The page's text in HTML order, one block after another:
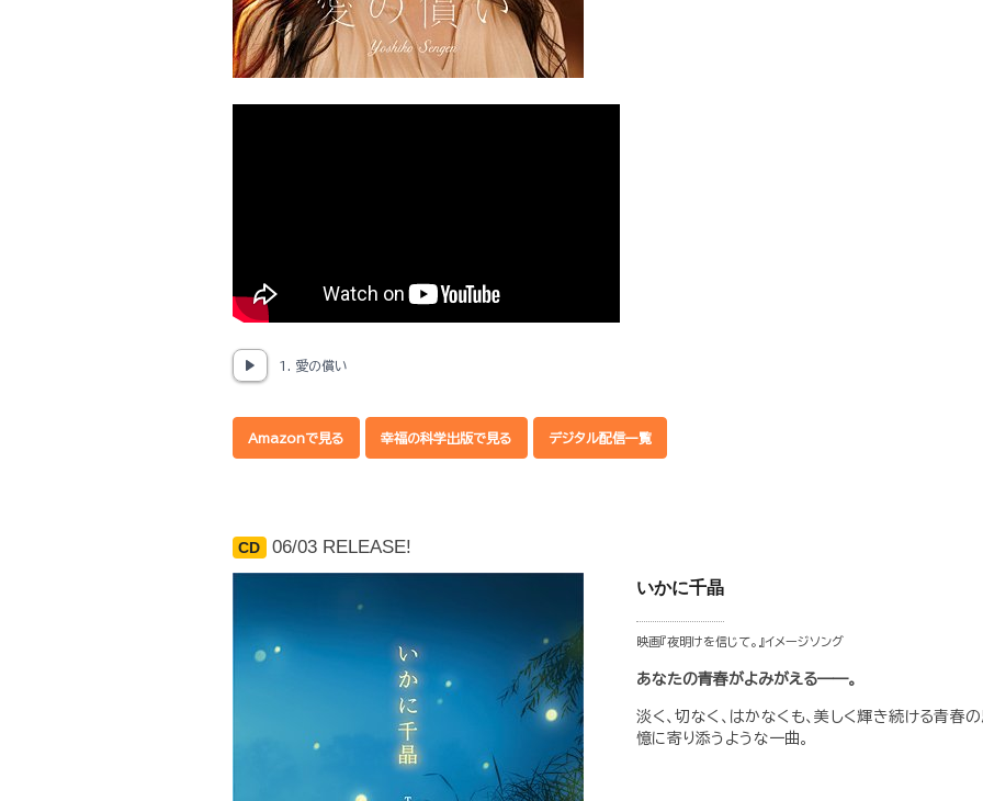
1. 愛の償い
Amazonで見る 幸福の科学出版で見る デジタル配信一覧
CD 06/03 RELEASE!
いかに千晶
映画『夜明けを信じて。』イメージソング
あなたの青春がよみがえる——。
淡く、切なく、はかなくも、美しく輝き続ける青
憶に寄り添うような一曲。